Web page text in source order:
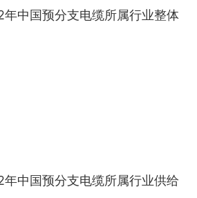
中国预分支电缆所属行业整体
中国预分支电缆所属行业供给